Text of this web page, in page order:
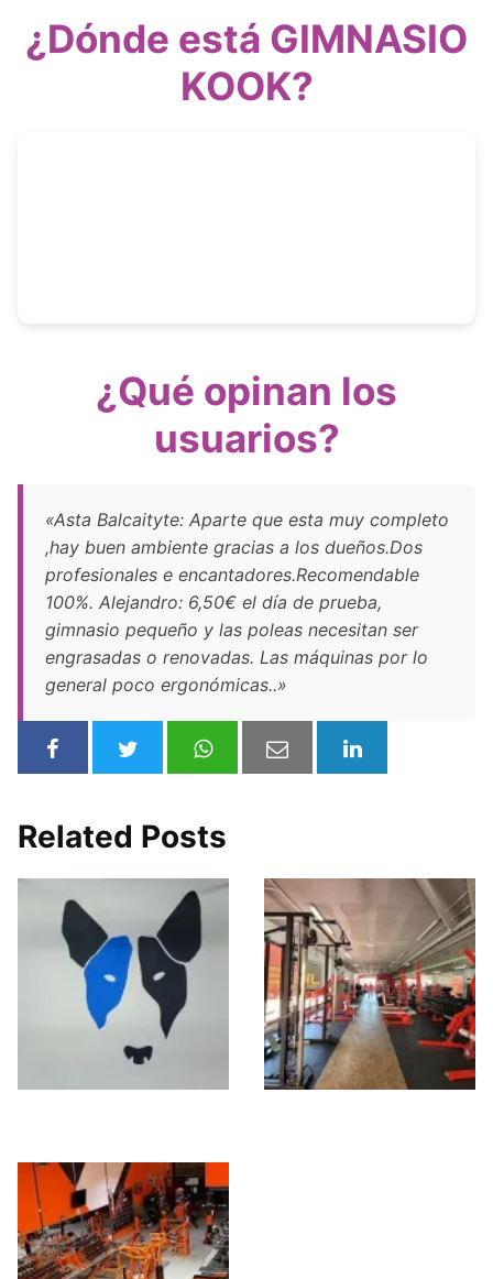
¿Dónde está GIMNASIO
KOOK?
¿Qué opinan los
usuarios?
«Asta Balcaityte: Aparte que esta muy completo
,hay buen ambiente gracias a los dueños.Dos
profesionales e encantadores.Recomendable
100%. Alejandro: 6,50€ el día de prueba,
gimnasio pequeño y las poleas necesitan ser
engrasadas o renovadas. Las máquinas por lo
general poco ergonómicas..»
Related Posts